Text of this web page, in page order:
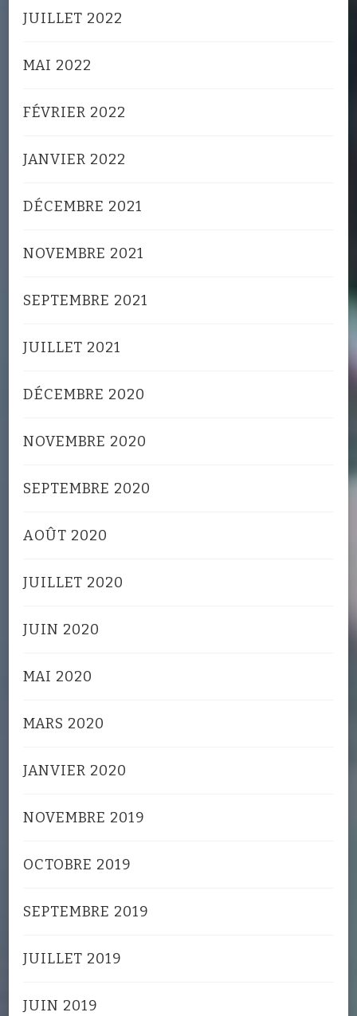
JUILLET 2022
MAI 2022
FÉVRIER 2022
JANVIER 2022
DÉCEMBRE 2021
NOVEMBRE 2021
SEPTEMBRE 2021
JUILLET 2021
DÉCEMBRE 2020
NOVEMBRE 2020
SEPTEMBRE 2020
AOÛT 2020
JUILLET 2020
JUIN 2020
MAI 2020
MARS 2020
JANVIER 2020
NOVEMBRE 2019
OCTOBRE 2019
SEPTEMBRE 2019
JUILLET 2019
JUIN 2019